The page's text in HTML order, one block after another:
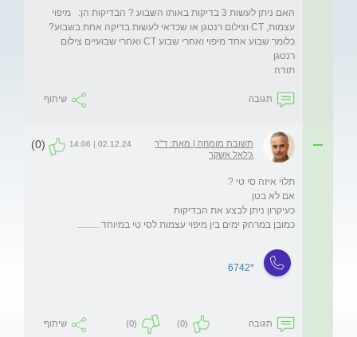
האם ניתן לעשות 3 בדיקות באותו השבוע ? הבדיקות הן:   מיפוי
עצמות, CT וצילום רנטגן או שכדאי לעשות בדיקה אחת בשבוע?
כלומר שבוע אחד מיפוי ואחרי שבוע CT ואחרי שבועיים צילום
תודה
תגובה שיתוף
תשובת מומחה | מאת: ד"ר
ג'לאל אשקר
02.12.24 | 14:06
(0)
*6742
תגובה (0)
(0) שיתוף